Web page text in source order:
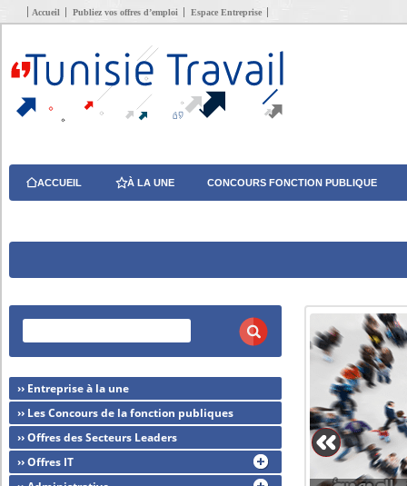
Accueil Publiez vos offres d’emploi Espace Entreprise
ACCUEIL À LA UNE CONCOURS FONCTION PUBLIQUE
›› Entreprise à la une
›› Les Concours de la fonction publiques
›› Offres des Secteurs Leaders
›› Offres IT